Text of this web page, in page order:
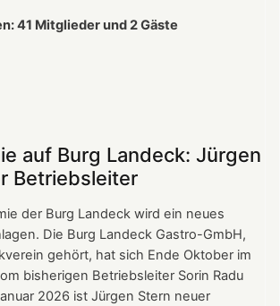
41 Mitglieder und 2 Gäste
auf Burg Landeck: Jürgen
Betriebsleiter
der Burg Landeck wird ein neues
Die Burg Landeck Gastro-GmbH,
gehört, hat sich Ende Oktober im
bisherigen Betriebsleiter Sorin Radu
2026 ist Jürgen Stern neuer